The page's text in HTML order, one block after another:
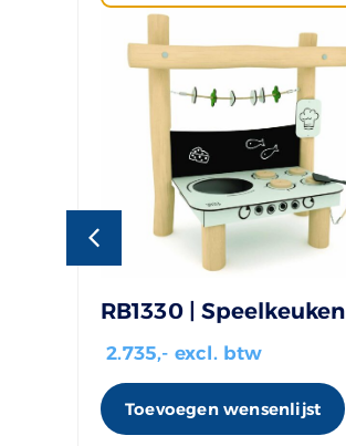
RB1330 | Speelkeuken
2.735,- excl. btw
Toevoegen wensenlijst